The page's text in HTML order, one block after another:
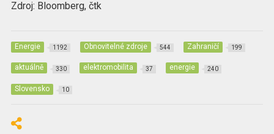
Zdroj: Bloomberg, čtk
Energie 1192 Obnovitelné zdroje 544 Zahraničí 199
aktuálně 330 elektromobilita 37 energie 240
Slovensko 10